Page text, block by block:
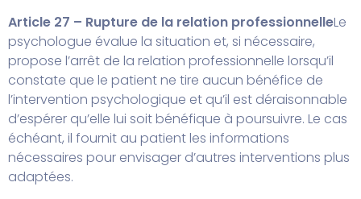
Article 27 – Rupture de la relation professionnelleLe
psychologue évalue la situation et, si nécessaire,
propose l’arrêt de la relation professionnelle lorsqu’il
constate que le patient ne tire aucun bénéfice de
l’intervention psychologique et qu’il est déraisonnable
d’espérer qu’elle lui soit bénéfique à poursuivre. Le cas
échéant, il fournit au patient les informations
nécessaires pour envisager d’autres interventions plus
adaptées.